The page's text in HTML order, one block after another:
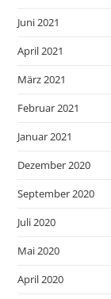
Juni 2021
April 2021
März 2021
Februar 2021
Januar 2021
Dezember 2020
September 2020
Juli 2020
Mai 2020
April 2020